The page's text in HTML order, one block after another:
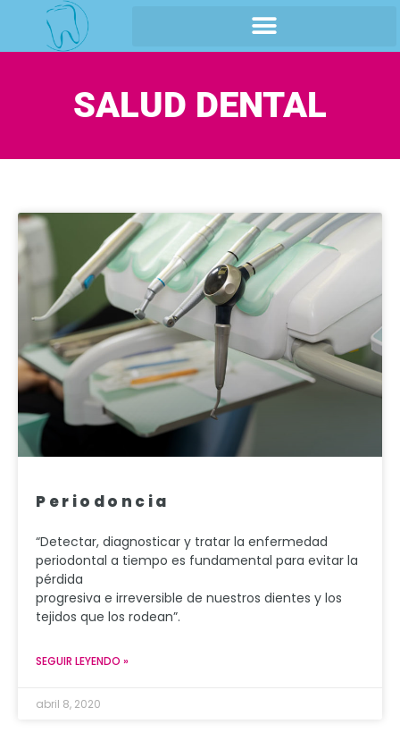
SALUD DENTAL
Periodoncia
“Detectar, diagnosticar y tratar la enfermedad
periodontal a tiempo es fundamental para evitar la
pérdida
progresiva e irreversible de nuestros dientes y los
tejidos que los rodean”.
SEGUIR LEYENDO »
abril 8, 2020